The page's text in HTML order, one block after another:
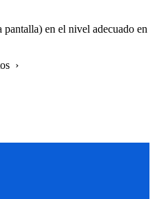
en el nivel adecuado en
›